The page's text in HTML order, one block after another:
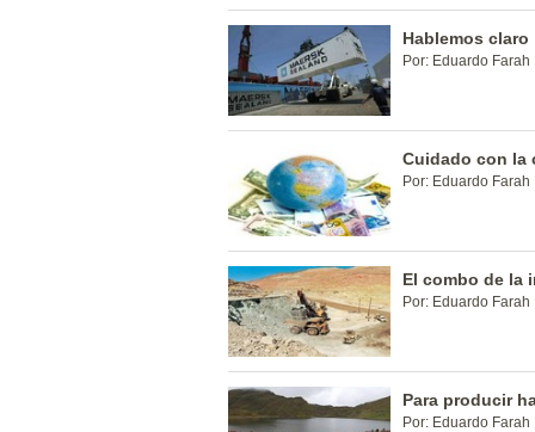
Hablemos claro
Por: Eduardo Farah
Cuidado con la
Por: Eduardo Farah
El combo de la
Por: Eduardo Farah
Para producir
Por: Eduardo Farah